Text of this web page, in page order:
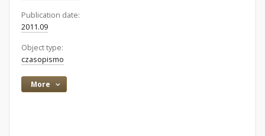
Publication date:
2011.09
Object type:
czasopismo
More